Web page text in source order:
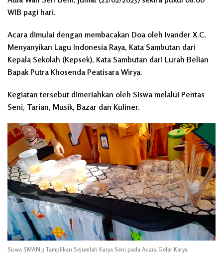
WIB pagi hari.
Acara dimulai dengan membacakan Doa oleh Ivander X.C,
Menyanyikan Lagu Indonesia Raya, Kata Sambutan dari
Kepala Sekolah (Kepsek), Kata Sambutan dari Lurah Belian
Bapak Putra Khosenda Peatisara Wirya.
Kegiatan tersebut dimeriahkan oleh Siswa melalui Pentas
Seni, Tarian, Musik, Bazar dan Kuliner.
Siswa SMAN 3 Tampilkan Sejumlah Karya Seni pada Acara Gelar Karya